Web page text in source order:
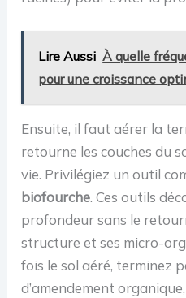
Lire Aussi À quelle
pour une croissance
Ensuite, il faut aérer la
retourne les couches du
vie. Privilégiez un outil
biofourche. Ces outils
profondeur sans le
structure et ses micro-
fois le sol aéré, terminez
d’amendement